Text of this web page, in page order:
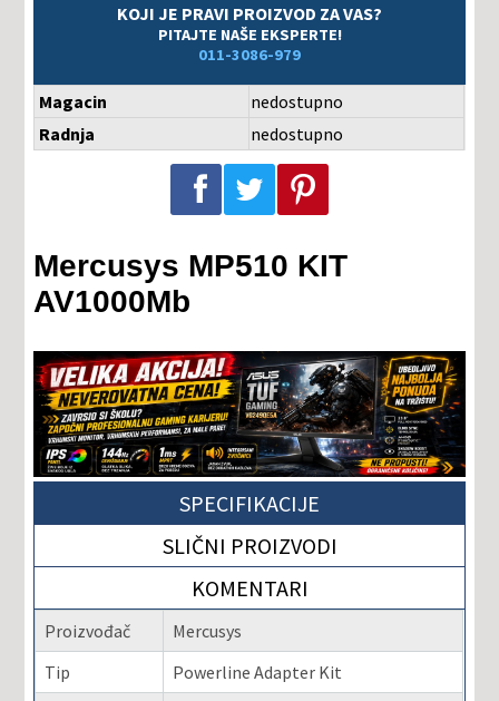
KOJI JE PRAVI PROIZVOD ZA VAS?
PITAJTE NAŠE EKSPERTE!
011-3086-979
Magacin
nedostupno
Radnja
nedostupno
Podeli na Facebook-u Podeli na Twitter-u Podeli na Pinterest-u
Mercusys MP510 KIT
AV1000Mb
SPECIFIKACIJE
SLIČNI PROIZVODI
KOMENTARI
Proizvođač
Mercusys
Tip
Powerline Adapter Kit